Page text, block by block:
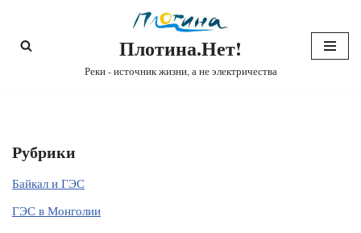
Перейти
Плотина.Нет!
Реки - источник жизни, а не электричества
Рубрики
Байкал и ГЭС
ГЭС в Монголии